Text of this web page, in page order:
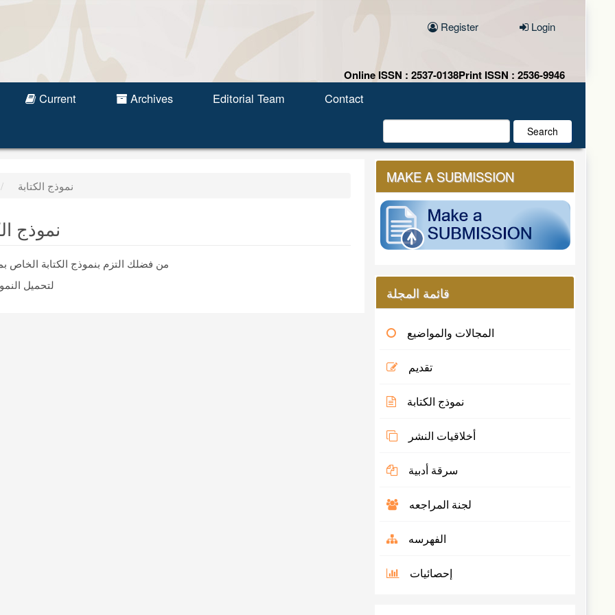
Register Login
Online ISSN : 2537-0138Print ISSN : 2536-9946
Current Archives Editorial Team Contact
Search
نموذج الكتابة
نموذج
لتحميل
MAKE A SUBMISSION
قائمة المجلة
المجالات والمواضيع
تقديم
نموذج الكتابة
أخلاقيات النشر
سرقة أدبية
لجنة المراجعه
الفهرسه
إحصائيات